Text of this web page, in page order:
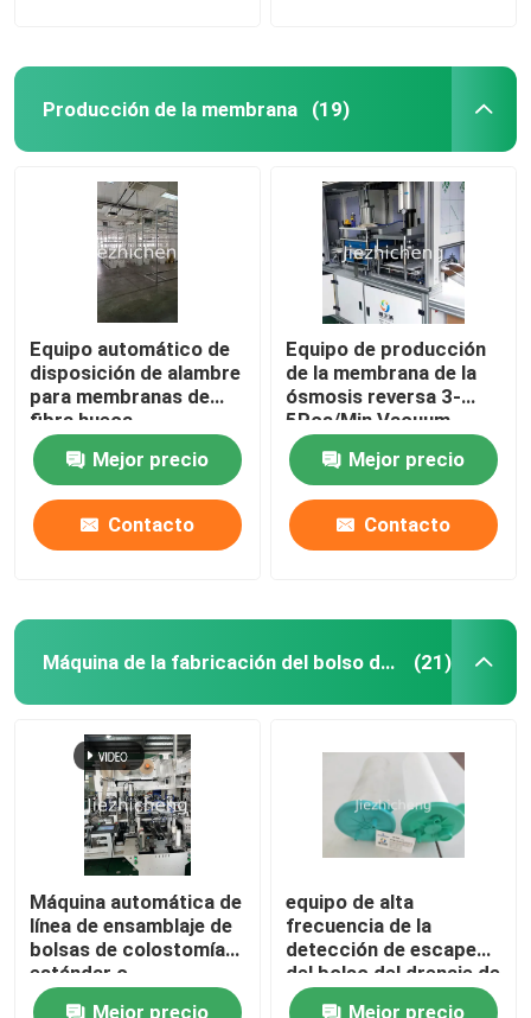
Producción de la membrana (19)
Equipo automático de
disposición de alambre
para membranas de
fibra hueca
Mejor precio
Contacto
Equipo de producción
de la membrana de la
ósmosis reversa 3-
5Pcs/Min Vacuum
Membrane Press
MachineMejor precio
Contacto
Máquina de la fabricación del bolso de la orina (21)
Máquina automática de
línea de ensamblaje de
bolsas de colostomía
estándar o
personalizadas, bolsas
Mejor precio
equipo de alta
frecuencia de la
detección de escape
del bolso del drenaje de
la máquina de la
Mejor precio